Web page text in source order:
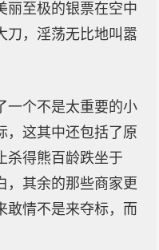
丽至极的银票在空中
刀，淫荡无比地叫嚣
一个不是太重要的小
，这其中还包括了原
杀得熊百龄跌坐于
，其余的那些商家更
敢情不是来夺标，而